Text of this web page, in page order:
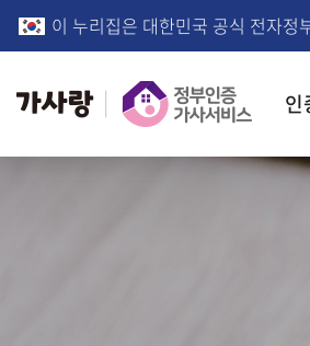
본문
바로가기
주메뉴
바로가기
이 누리집은 대한민국 공식 전자정
인